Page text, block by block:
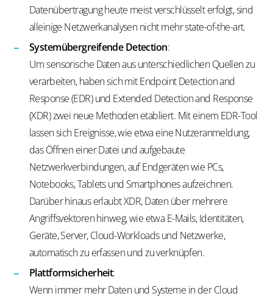
Datenübertragung heute meist verschlüsselt erfolgt, sind
alleinige Netzwerkanalysen nicht mehr state-of-the-art.
Systemübergreifende Detection:
Um sensorische Daten aus unterschiedlichen Quellen zu
verarbeiten, haben sich mit Endpoint Detection and
Response (EDR) und Extended Detection and Response
(XDR) zwei neue Methoden etabliert. Mit einem EDR-Tool
lassen sich Ereignisse, wie etwa eine Nutzeranmeldung,
das Öffnen einer Datei und aufgebaute
Netzwerkverbindungen, auf Endgeräten wie PCs,
Notebooks, Tablets und Smartphones aufzeichnen.
Darüber hinaus erlaubt XDR, Daten über mehrere
Angriffsvektoren hinweg, wie etwa E-Mails, Identitäten,
Geräte, Server, Cloud-Workloads und Netzwerke,
automatisch zu erfassen und zu verknüpfen.
Plattformsicherheit:
Wenn immer mehr Daten und Systeme in der Cloud